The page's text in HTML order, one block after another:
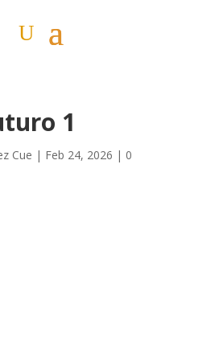
1
Cue | Feb 24, 2026 | 0